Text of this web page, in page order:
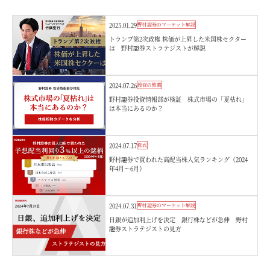
2025.01.29野村證券のマーケット解説
トランプ第2次政権 株価が上昇した米国株セクター
は 野村證券ストラテジストが解説
2024.07.26投資の教養
野村證券投資情報部が検証 株式市場の「夏枯れ」
は本当にあるのか？
2024.07.17株式
野村證券で買われた高配当株人気ランキング（2024
年4月～6月）
2024.07.31 野村證券のマーケット解説
日銀が追加利上げを決定 銀行株などが急伸 野村
證券ストラテジストの見方